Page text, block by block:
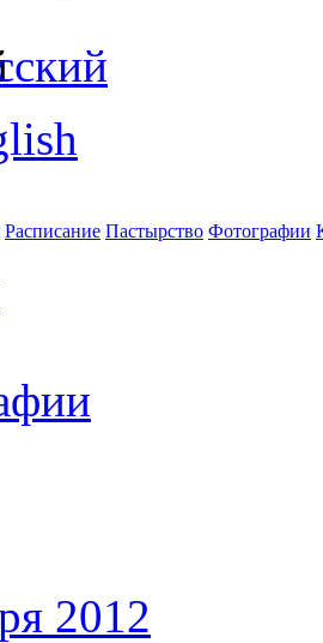
Расписание Пастырство Фотографии
2012